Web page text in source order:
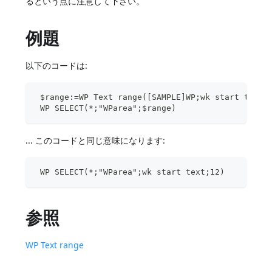
例題
以下のコードは:
$range:=WP Text range([SAMPLE]WP;wk start
WP SELECT(*;"WParea";$range)
... このコードと同じ意味になります:
WP SELECT(*;"WParea";wk start text;12)
参照
WP Text range